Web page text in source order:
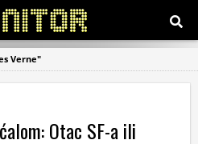
Verne"
Otac SF-a ili